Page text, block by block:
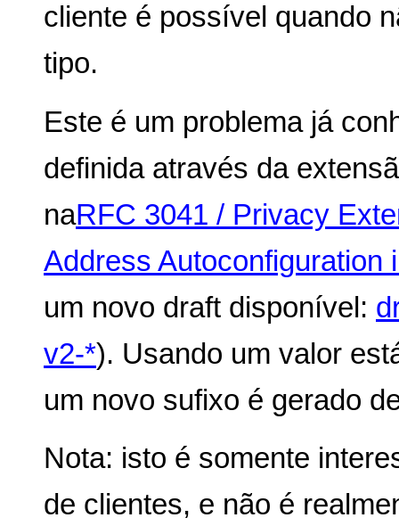
cliente é possível quando
tipo.
Este é um problema já
definida através da
naRFC 3041 / Privacy
Address Autoconfiguration
um novo draft disponível:
v2-*). Usando um valor
um novo sufixo é gerado
Nota: isto é somente
de clientes, e não é